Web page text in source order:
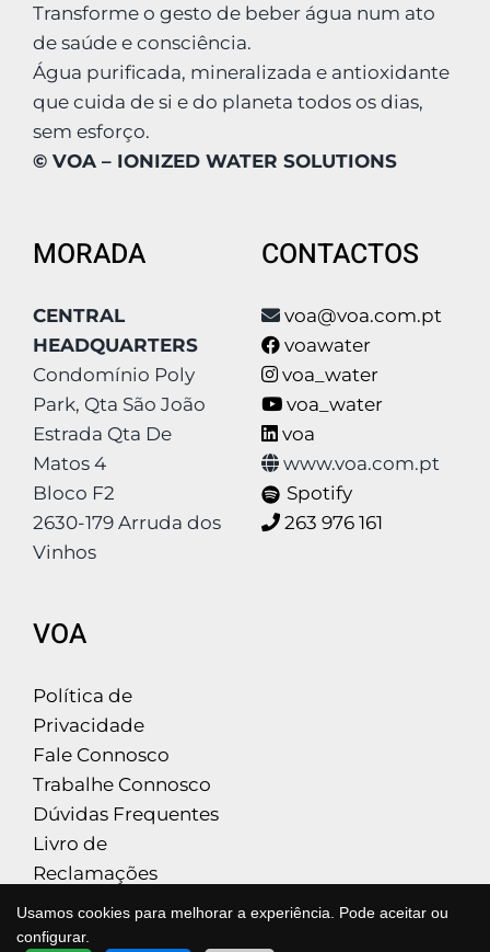
Transforme o gesto de beber água num ato
de saúde e consciência.
Água purificada, mineralizada e antioxidante
que cuida de si e do planeta todos os dias,
sem esforço.
© VOA – IONIZED WATER SOLUTIONS
MORADA
CENTRAL
HEADQUARTERS
Condomínio Poly
Park, Qta São João
Estrada Qta De
Matos 4
Bloco F2
2630-179 Arruda dos
Vinhos
CONTACTOS
voa@voa.com.pt
voawater
voa_water
voa_water
voa
www.voa.com.pt
Spotify
263 976 161
VOA
Política de
Privacidade
Fale Connosco
Trabalhe Connosco
Dúvidas Frequentes
Livro de
Reclamações
Usamos cookies para melhorar a experiência. Pode aceitar ou
configurar.